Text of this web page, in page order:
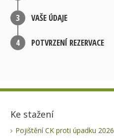
3 VAŠE ÚDAJE
4 POTVRZENÍ REZERVACE
Ke stažení
Pojištění CK proti úpadku 2026